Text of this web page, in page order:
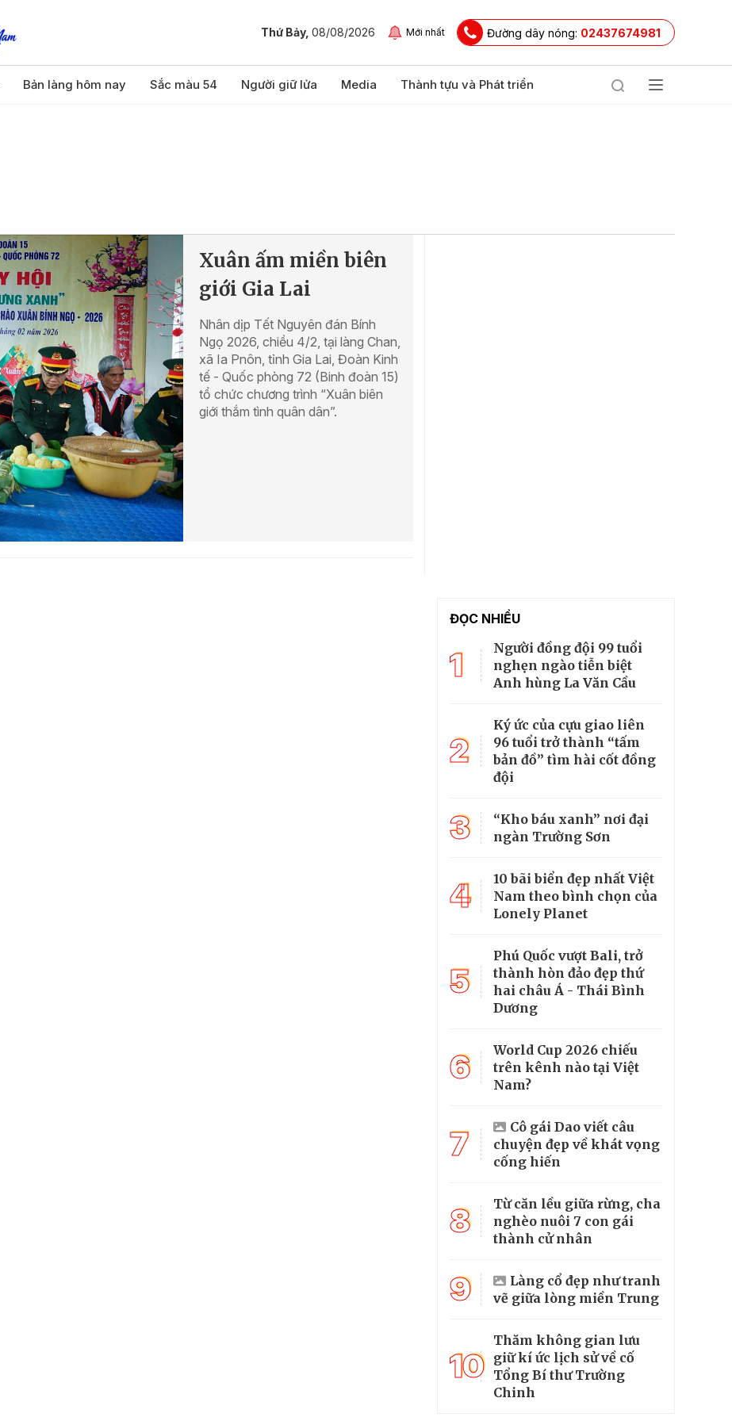
Thứ Bảy, 08/08/2026 Mới nhất Đường dây nóng: 02437674981
Bản làng hôm nay Sắc màu 54 Người giữ lửa Media Thành tựu và Phát triển
Xuân ấm miền biên
giới Gia Lai
Nhân dịp Tết Nguyên đán Bính
Ngọ 2026, chiều 4/2, tại làng Chan,
xã Ia Pnôn, tỉnh Gia Lai, Đoàn Kinh
tế - Quốc phòng 72 (Binh đoàn 15)
tổ chức chương trình “Xuân biên
giới thắm tình quân dân”.
ĐỌC NHIỀU
1
Người đồng đội 99 tuổi
nghẹn ngào tiễn biệt
Anh hùng La Văn Cầu
2
Ký ức của cựu giao liên
96 tuổi trở thành “tấm
bản đồ” tìm hài cốt đồng
đội
3
“Kho báu xanh” nơi đại
ngàn Trường Sơn
4
10 bãi biển đẹp nhất Việt
Nam theo bình chọn của
Lonely Planet
5
Phú Quốc vượt Bali, trở
thành hòn đảo đẹp thứ
hai châu Á - Thái Bình
Dương
6
World Cup 2026 chiếu
trên kênh nào tại Việt
Nam?
7
Cô gái Dao viết câu
chuyện đẹp về khát vọng
cống hiến
8
Từ căn lều giữa rừng, cha
nghèo nuôi 7 con gái
thành cử nhân
9
Làng cổ đẹp như tranh
vẽ giữa lòng miền Trung
10
Thăm không gian lưu
giữ kí ức lịch sử về cố
Tổng Bí thư Trường
Chinh